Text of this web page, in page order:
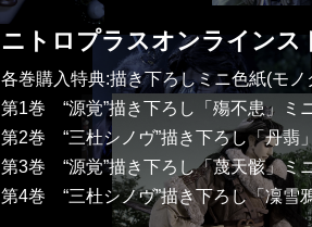
ニトロプラスオンラインス
各巻購入特典:描き下ろしミニ色紙(モ
第1巻 “源覚”描き下ろし「殤不患」ミ
第2巻 “三杜シノヴ”描き下ろし「丹翡
第3巻 “源覚”描き下ろし「蔑天骸」ミ
第4巻 “三杜シノヴ”描き下ろし「凜雪